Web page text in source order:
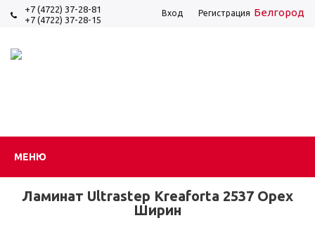
+7 (4722) 37-28-81
+7 (4722) 37-28-15
Белгород
Вход Регистрация
МЕНЮ
Ламинат Ultrastep Kreaforta 2537 Орех
Ширин